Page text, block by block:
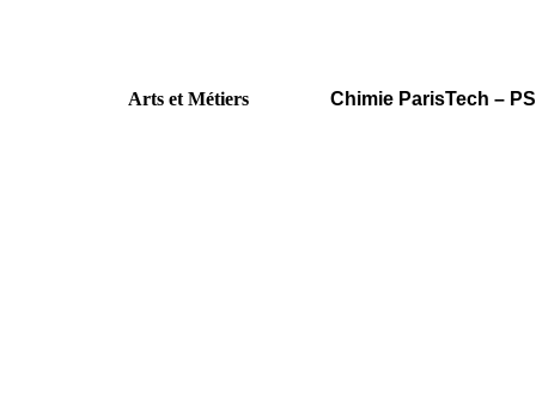
Arts et Métiers Chimie ParisTech –